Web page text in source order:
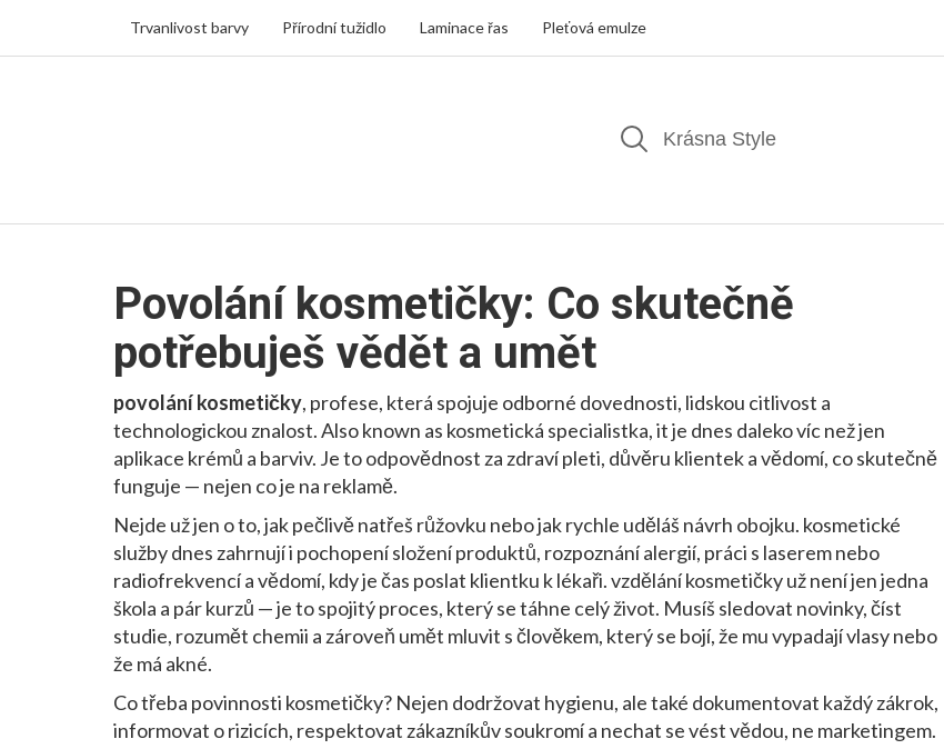
Trvanlivost barvy Přírodní tužidlo Laminace řas Pleťová emulze
Povolání kosmetičky: Co skutečně
potřebuješ vědět a umět
povolání kosmetičky, profese, která spojuje odborné dovednosti, lidskou citlivost a
technologickou znalost. Also known as kosmetická specialistka, it je dnes daleko víc než jen
aplikace krémů a barviv. Je to odpovědnost za zdraví pleti, důvěru klientek a vědomí, co skutečně
funguje — nejen co je na reklamě.
Nejde už jen o to, jak pečlivě natřeš růžovku nebo jak rychle uděláš návrh obojku. kosmetické
službydnes zahrnují i pochopení složení produktů, rozpoznání alergií, práci s laserem nebo
radiofrekvencí a vědomí, kdy je čas poslat klientku k lékaři.vzdělání kosmetičkyuž není jen jedna
škola a pár kurzů — je to spojitý proces, který se táhne celý život. Musíš sledovat novinky, číst
studie, rozumět chemii a zároveň umět mluvit s člověkem, který se bojí, že mu vypadají vlasy nebo
že má akné.
Co třeba povinnosti kosmetičky? Nejen dodržovat hygienu, ale také dokumentovat každý zákrok,
informovat o rizicích, respektovat zákazníkův soukromí a nechat se vést vědou, ne marketingem.